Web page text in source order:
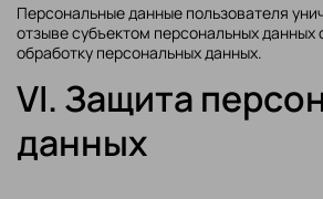
Персональные данные пользователя
отзыве субъектом персональных данных
обработку персональных данных.
VI. Защита
данных